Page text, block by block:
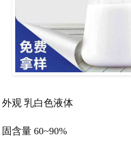
外观 乳白色液体
固含量 60~90%